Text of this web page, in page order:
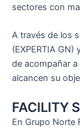
sectores con
A través de los
(EXPERTIA
de acompañar
alcancen su
FACILITY
En Grupo Norte